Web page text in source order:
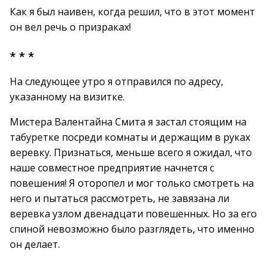
Как я был наивен, когда решил, что в этот момент
он вел речь о призраках!
* * *
На следующее утро я отправился по адресу,
указанному на визитке.
Мистера Валентайна Смита я застал стоящим на
табуретке посреди комнаты и держащим в руках
веревку. Признаться, меньше всего я ожидал, что
наше совместное предприятие начнется с
повешения! Я оторопел и мог только смотреть на
него и пытаться рассмотреть, не завязана ли
веревка узлом двенадцати повешенных. Но за его
спиной невозможно было разглядеть, что именно
он делает.